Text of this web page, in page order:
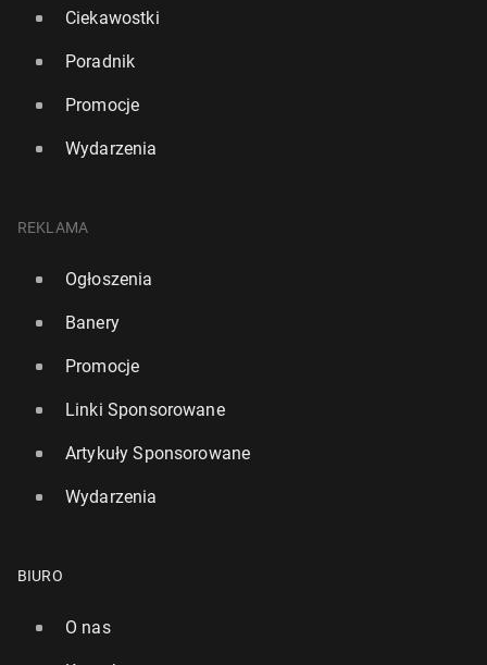
Ciekawostki
Poradnik
Promocje
Wydarzenia
REKLAMA
Ogłoszenia
Banery
Promocje
Linki Sponsorowane
Artykuły Sponsorowane
Wydarzenia
BIURO
O nas